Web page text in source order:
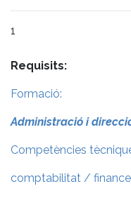
1
Requisits:
Formació:
Administració i
Competències
comptabilitat /